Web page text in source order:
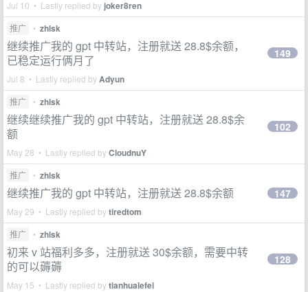
Jul 10 • Lastly replied by joker8ren
推广 • zhlsk
继续推广我的 gpt 中转站，注册就送 28.8$余额，
已稳定运行俩月了
Jul 8 • Lastly replied byAdyun
149
推广 • zhlsk
继续继续推广我的 gpt 中转站，注册就送 28.8$余
额
May 28 • Lastly replied byCloudnuY
102
推广 • zhlsk
继续推广我的 gpt 中转站，注册就送 28.8$余额
May 29 • Lastly replied bytiredtom
147
推广 • zhlsk
初来 v 站福利多多，注册就送 30$余额，需要中转
的可以薅薅
May 15 • Lastly replied bytianhualefei
128